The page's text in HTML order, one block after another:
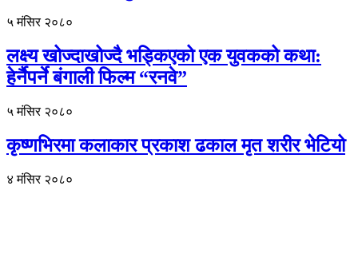
५ मंसिर २०८०
लक्ष्य खोज्दाखोज्दै भड्किएको एक युवकको कथा:
हेर्नैपर्ने बंगाली फिल्म “रनवे”
५ मंसिर २०८०
कृष्णभिरमा कलाकार प्रकाश ढकाल मृत शरीर भेटियो
४ मंसिर २०८०